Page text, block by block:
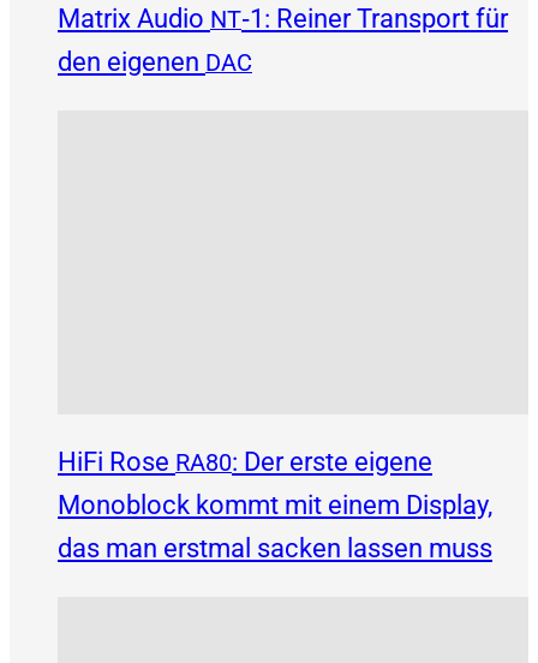
Matrix Audio NT‑1: Reiner Transport für
den eigenen DAC
HiFi Rose RA80: Der erste eigene
Monoblock kommt mit einem Display,
das man erstmal sacken lassen muss